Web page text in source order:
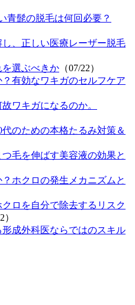
青髭の脱毛は何回必要？
し、正しい医療レーザー脱毛
選ぶべきか （07/22）
有効なワキガのセルフケア
ワキガになるのか。
代のための本格たるみ対策＆
つ毛を伸ばす美容液の効果と
ホクロの発生メカニズムと
クロを自分で除去するリスク
）
成外科医ならではのスキル